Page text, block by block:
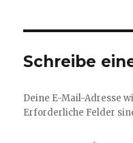
Schreibe
Deine E-Mail-Adresse
Erforderliche Felder